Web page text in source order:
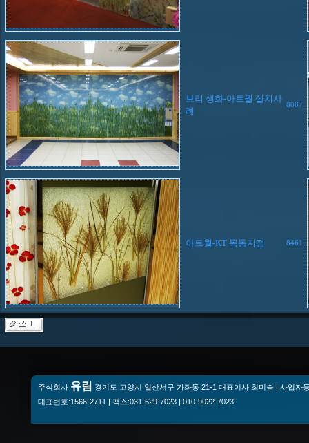
보리 생화-아트월 설치사
례
8087
아트월-KT 목동지점 8461
주식회사 유림 경기도 고양시 일산서구 가좌동 21-1 대표이사 최미숙 | 사업자
대표번호:1566-2711 | 팩스:031-629-7023 | 010-9022-7023